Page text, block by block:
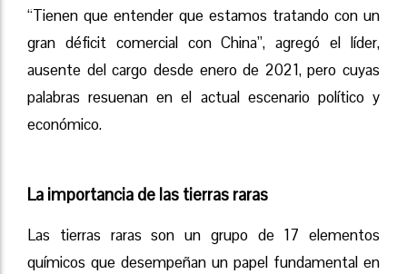
“Tienen que entender que estamos tratando con un
gran déficit comercial con China”, agregó el líder,
ausente del cargo desde enero de 2021, pero cuyas
palabras resuenan en el actual escenario político y
económico.
La importancia de las tierras raras
Las tierras raras son un grupo de 17 elementos
químicos que desempeñan un papel fundamental en